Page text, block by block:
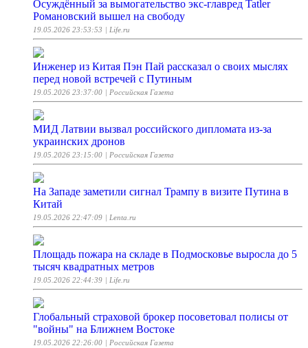
Осуждённый за вымогательство экс-главред Tatler
Романовский вышел на свободу
19.05.2026 23:53:53 | Life.ru
Инженер из Китая Пэн Пай рассказал о своих мыслях
перед новой встречей с Путиным
19.05.2026 23:37:00 | Российская Газета
МИД Латвии вызвал российского дипломата из-за
украинских дронов
19.05.2026 23:15:00 | Российская Газета
На Западе заметили сигнал Трампу в визите Путина в
Китай
19.05.2026 22:47:09 | Lenta.ru
Площадь пожара на складе в Подмосковье выросла до 5
тысяч квадратных метров
19.05.2026 22:44:39 | Life.ru
Глобальный страховой брокер посоветовал полисы от
"войны" на Ближнем Востоке
19.05.2026 22:26:00 | Российская Газета